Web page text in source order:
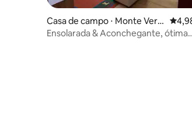
Casa de campo ⋅ Monte Verd
e
4,98
Ensolarada & Aconchegante, ótima